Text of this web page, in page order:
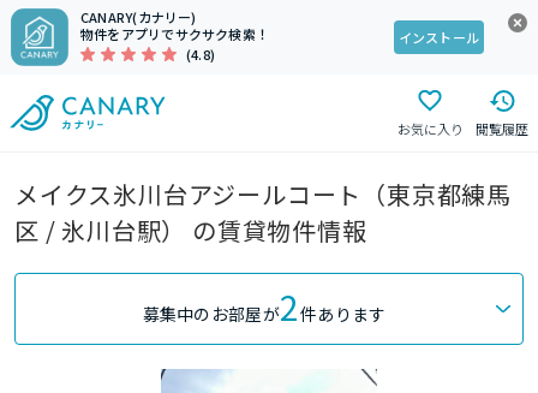
CANARY(カナリー)
物件をアプリでサクサク検索！
(4.8)
インストール
お気に入り 閲覧履歴
メイクス氷川台アジールコート（東京都練馬
区 / 氷川台駅） の賃貸物件情報
募集中のお部屋が2件あります